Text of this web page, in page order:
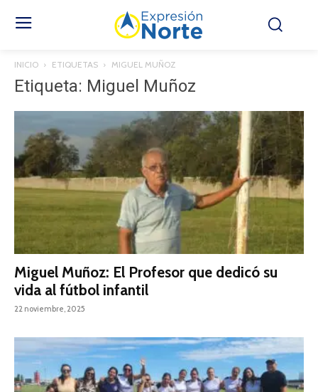
INICIO ETIQUETAS MIGUEL MUÑOZ
Etiqueta: Miguel Muñoz
Miguel Muñoz: El Profesor que dedicó su
vida al fútbol infantil
22 noviembre, 2025